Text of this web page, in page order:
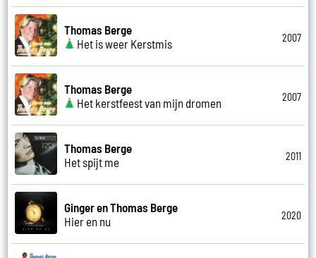
Thomas Berge
Het is weer Kerstmis
2007
Thomas Berge
Het kerstfeest van mijn dromen
2007
Thomas Berge
Het spijt me
2011
Ginger en Thomas Berge
Hier en nu
2020